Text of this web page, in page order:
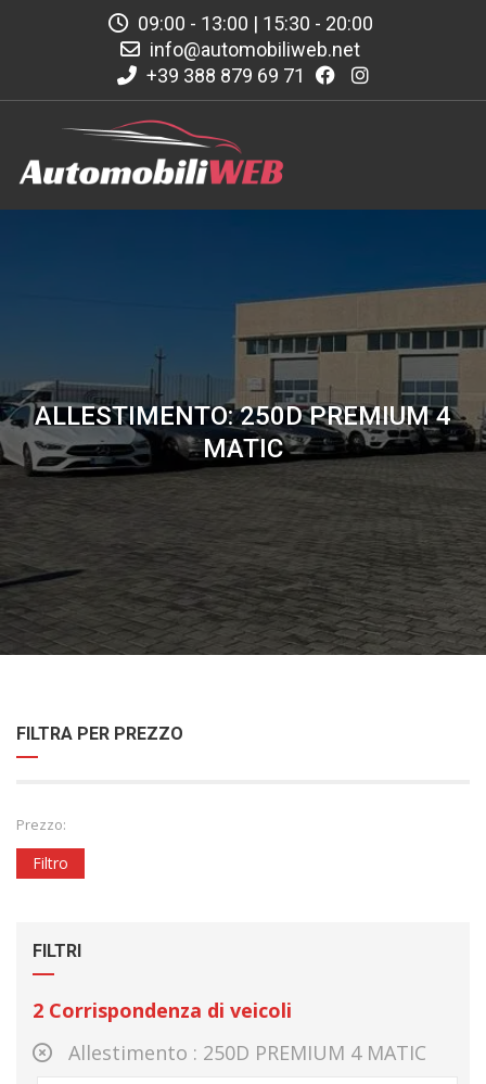
09:00 - 13:00 | 15:30 - 20:00
info@automobiliweb.net
+39 388 879 69 71
ALLESTIMENTO: 250D PREMIUM 4
MATIC
FILTRA PER PREZZO
Prezzo:
Filtro
FILTRI
2 Corrispondenza di veicoli
Allestimento : 250D PREMIUM 4 MATIC